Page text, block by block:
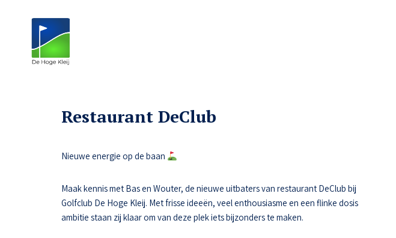
Restaurant DeClub
Nieuwe energie op de baan
Maak kennis met Bas en Wouter, de nieuwe uitbaters van restaurant DeClub bij
Golfclub De Hoge Kleij. Met frisse ideeën, veel enthousiasme en een flinke dosis
ambitie staan zij klaar om van deze plek iets bijzonders te maken.